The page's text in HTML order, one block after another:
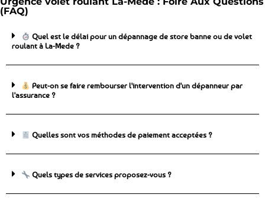
(FAQ)
Quel est le délai pour un dépannage de store banne ou de volet
roulant à La-Mede ?
Peut-on se faire rembourser l'intervention d'un dépanneur par
l'assurance ?
Quelles sont vos méthodes de paiement acceptées ?
Quels types de services proposez-vous ?